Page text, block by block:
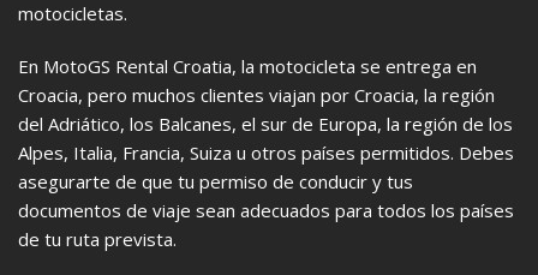
motocicletas.
En MotoGS Rental Croatia, la motocicleta se entrega en
Croacia, pero muchos clientes viajan por Croacia, la región
del Adriático, los Balcanes, el sur de Europa, la región de los
Alpes, Italia, Francia, Suiza u otros países permitidos. Debes
asegurarte de que tu permiso de conducir y tus
documentos de viaje sean adecuados para todos los países
de tu ruta prevista.